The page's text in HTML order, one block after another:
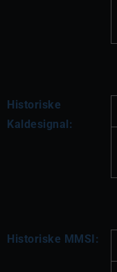
Historiske
Kaldesignal:
Historiske MMSI: